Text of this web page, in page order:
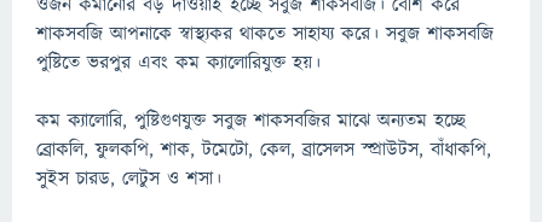
শাকসবজি আপনাকে স্বাস্থ্যকর থাকতে সাহায্য করে। সবুজ শাকসবজি
পুষ্টিতে ভরপুর এবং কম ক্যালোরিযুক্ত হয়।
কম ক্যালোরি, পুষ্টিগুণযুক্ত সবুজ শাকসবজির মাঝে অন্যতম হচ্ছে
ব্রোকলি, ফুলকপি, শাক, টমেটো, কেল, ব্রাসেলস স্প্রাউটস, বাঁধাকপি,
সুইস চারড, লেটুস ও শসা।